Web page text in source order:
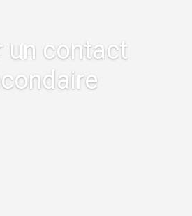
un contact